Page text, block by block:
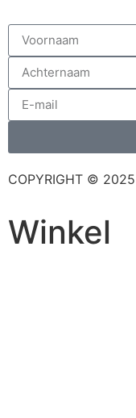
COPYRIGHT ©
Winkel